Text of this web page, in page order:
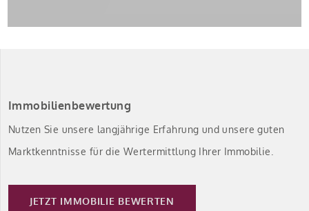
Immobilienbewertung
Nutzen Sie unsere langjährige Erfahrung und unsere guten
Marktkenntnisse für die Wertermittlung Ihrer Immobilie.
JETZT IMMOBILIE BEWERTEN